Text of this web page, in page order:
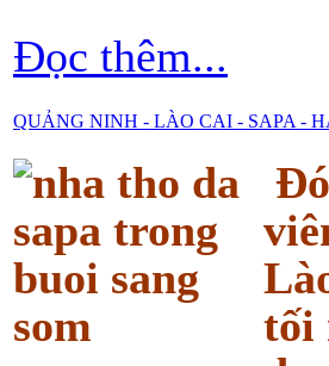
Đọc thêm...
QUẢNG NINH - LÀO CAI - SAPA -
tối